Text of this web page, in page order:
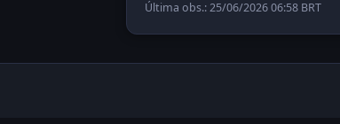
Última obs.: 25/06/2026 06:58 BRT